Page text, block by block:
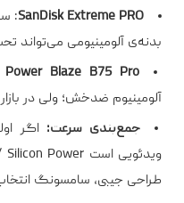
SanDisk Extreme PRO
بدنه‌ی آلومینیومی می‌تواند
Power Blaze B75 Pro
آلومینیوم ضدخش؛ ولی در
جمع‌بندی سرعت: اگر
طراحی جیبی، سامسونگ